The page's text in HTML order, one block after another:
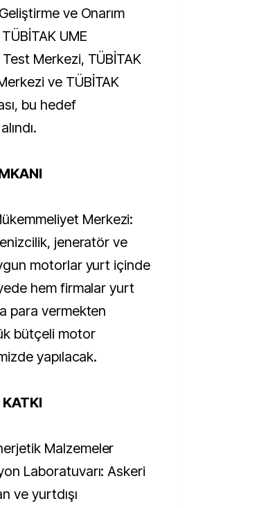
ve Onarım
UME
Merkezi, TÜBİTAK
ve TÜBİTAK
bu hedef
Merkezi:
jeneratör ve
motorlar yurt içinde
hem firmalar yurt
para vermekten
bütçeli motor
yapılacak.
KATKI
Malzemeler
Laboratuvarı: Askeri
ve yurtdışı